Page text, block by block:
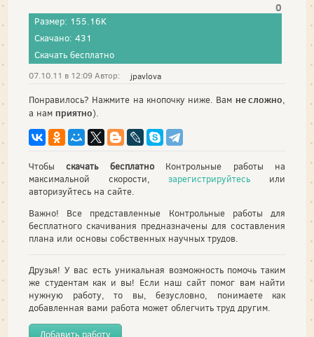
0
Размер: 155.16K
Скачано: 431
Скачать бесплатно
07.10.11 в 12:09 Автор: jpavlova
Понравилось? Нажмите на кнопочку ниже. Вам не сложно,
а нам приятно).
Чтобыскачать бесплатноКонтрольные работы на
максимальной скорости,зарегистрируйтесь или
авторизуйтесь на сайте.
Важно! Все представленные Контрольные работы для
бесплатного скачивания предназначены для составления
плана или основы собственных научных трудов.
Друзья! У вас есть уникальная возможность помочь таким
же студентам как и вы! Если наш сайт помог вам найти
нужную работу, то вы, безусловно, понимаете как
добавленная вами работа может облегчить труд другим.
Добавить работу